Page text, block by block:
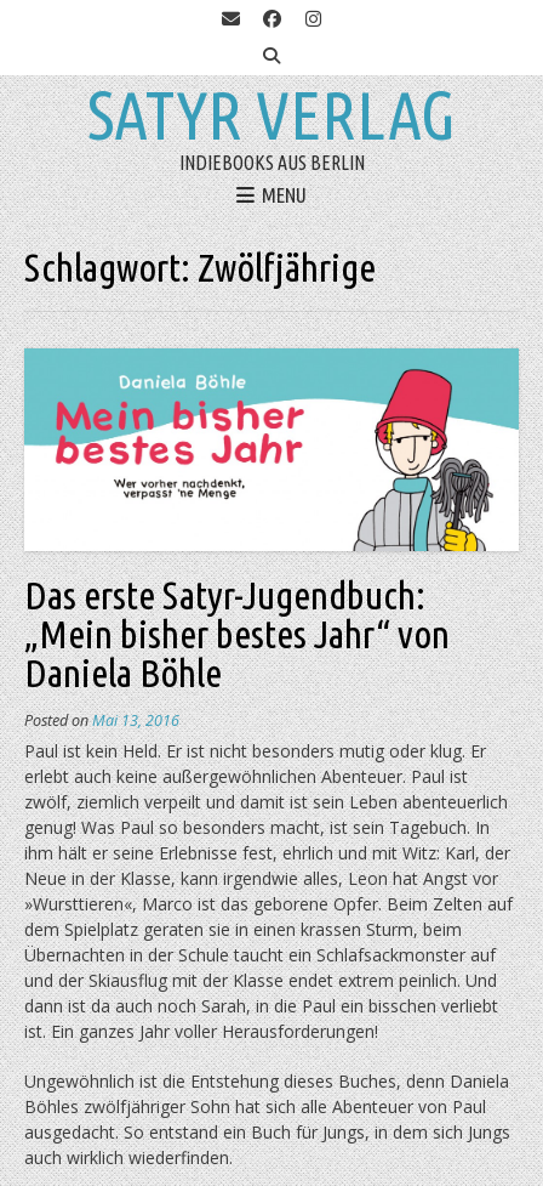
SATYR VERLAG
INDIEBOOKS AUS BERLIN
MENU
Schlagwort:Zwölfjährige
Das erste Satyr-Jugendbuch:
„Mein bisher bestes Jahr“ von
Daniela Böhle
Posted onMai 13, 2016
Paul ist kein Held. Er ist nicht besonders mutig oder klug. Er
erlebt auch keine außergewöhnlichen Abenteuer. Paul ist
zwölf, ziemlich verpeilt und damit ist sein Leben abenteuerlich
genug! Was Paul so besonders macht, ist sein Tagebuch. In
ihm hält er seine Erlebnisse fest, ehrlich und mit Witz: Karl, der
Neue in der Klasse, kann irgendwie alles, Leon hat Angst vor
»Wursttieren«, Marco ist das geborene Opfer. Beim Zelten auf
dem Spielplatz geraten sie in einen krassen Sturm, beim
Übernachten in der Schule taucht ein Schlafsackmonster auf
und der Skiausflug mit der Klasse endet extrem peinlich. Und
dann ist da auch noch Sarah, in die Paul ein bisschen verliebt
ist. Ein ganzes Jahr voller Herausforderungen!
Ungewöhnlich ist die Entstehung dieses Buches, denn Daniela
Böhles zwölfjähriger Sohn hat sich alle Abenteuer von Paul
ausgedacht. So entstand ein Buch für Jungs, in dem sich Jungs
auch wirklich wiederfinden.